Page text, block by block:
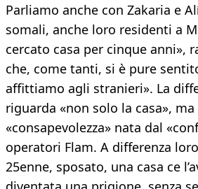
Parliamo anche con Zakaria e
somali, anche loro residenti a
cercato casa per cinque anni»,
che, come tanti, si è pure
affittiamo agli stranieri». La
riguarda «non solo la casa», ma
«consapevolezza» nata dal
operatori Flam. A differenza
25enne, sposato, una casa ce